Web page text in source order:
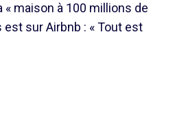
« maison à 100 millions de
est sur Airbnb : « Tout est